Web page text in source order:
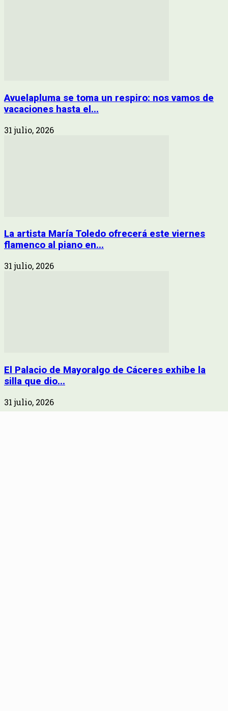
Avuelapluma se toma un respiro: nos vamos de
vacaciones hasta el...
31 julio, 2026
La artista María Toledo ofrecerá este viernes
flamenco al piano en...
31 julio, 2026
El Palacio de Mayoralgo de Cáceres exhibe la
silla que dio...
31 julio, 2026